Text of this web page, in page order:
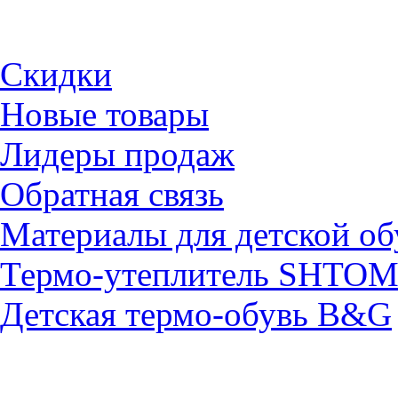
Скидки
Новые товары
Лидеры продаж
Обратная связь
Материалы для детской
Термо-утеплитель SHTOM
Детская термо-обувь B&G